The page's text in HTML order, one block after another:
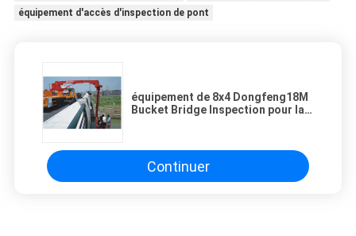
équipement d'accès d'inspection de pont
équipement de 8x4 Dongfeng18M
Bucket Bridge Inspection pour la
Continuer